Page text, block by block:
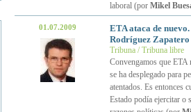
laboral (por Mikel
01.07.2009
ETA ataca de
Rodríguez Zapatero
Tribuna / Tribuna libre
Convengamos que ETA
se ha desplegado para
atentados. Es entonces
Estado podía ejercitar o